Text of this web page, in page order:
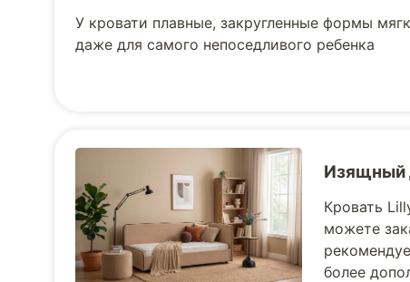
У кровати плавные, закругленные формы
даже для самого непоседливого ребенка
Изящный
Кровать
можете
более